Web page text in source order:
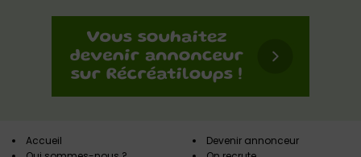
Accueil
Devenir annonceur